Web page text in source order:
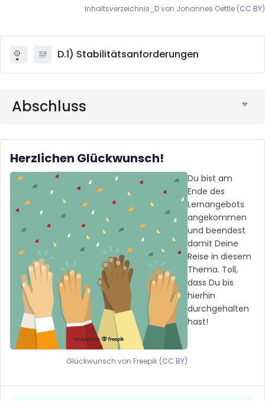
Inhaltsverzeichnis_D von Johannes Oettle (CC BY)
D.1) Stabilitätsanforderungen
Abschluss
Herzlichen Glückwunsch!
Glückwunsch von Freepik (CC BY)
Du bist am
Ende des
Lernangebots
angekommen
und beendest
damit Deine
Reise in diesem
Thema. Toll,
dass Du bis
hierhin
durchgehalten
hast!